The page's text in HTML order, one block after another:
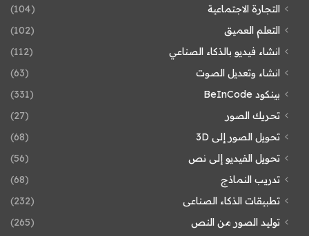
التجارة الاجتماعية
(104)
التعلم العميق
(102)
انشاء فيديو بالذكاء الصناعي
(112)
انشاء وتعديل الصوت
(63)
بينكود BeInCode
(331)
تحريك الصور
(27)
تحويل الصور إلى 3D
(68)
تحويل الفيديو إلى نص
(56)
تدريب النماذج
(68)
تطبيقات الذكاء الصناعى
(232)
توليد الصور من النص
(265)